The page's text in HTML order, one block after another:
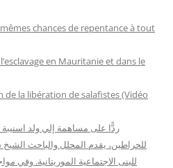
chances de repentance à tout
en Mauritanie et dans le
de la libération de salafistes (Vidéo
ردًّا على مساهمة إلي ولد
للحراطين، يقدم المحلل والباحث الشيخ
للبنى الاجتماعية الموريتانية. وفي